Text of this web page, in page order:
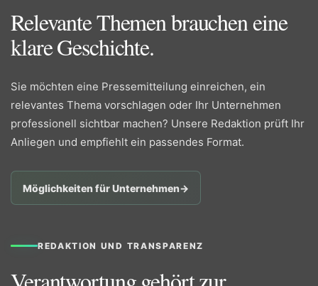
Relevante Themen brauchen eine
klare Geschichte.
Sie möchten eine Pressemitteilung einreichen, ein
relevantes Thema vorschlagen oder Ihr Unternehmen
professionell sichtbar machen? Unsere Redaktion prüft Ihr
Anliegen und empfiehlt ein passendes Format.
Möglichkeiten für Unternehmen→
REDAKTION UND TRANSPARENZ